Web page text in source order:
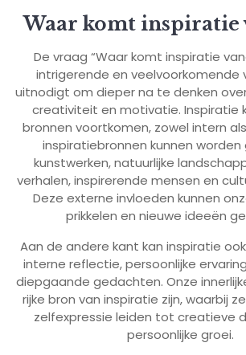
Waar komt inspiratie
De vraag “Waar komt inspiratie
intrigerende en veelvoorkomende
uitnodigt om dieper na te denken
creativiteit en motivatie. Inspiratie
bronnen voortkomen, zowel intern
inspiratiebronnen kunnen worden
kunstwerken, natuurlijke
verhalen, inspirerende mensen en
Deze externe invloeden kunnen
prikkelen en nieuwe ideeën
Aan de andere kant kan inspiratie
interne reflectie, persoonlijke
diepgaande gedachten. Onze
rijke bron van inspiratie zijn, waarbij
zelfexpressie leiden tot creatieve
persoonlijke groei.